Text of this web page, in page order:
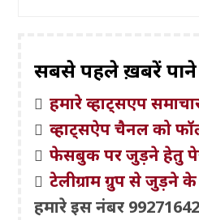
सबसे पहले ख़बरें
हमारे व्हाट्सएप
व्हाट्सऐप चैनल को
फेसबुक पर जुड़ने हेतु
टेलीग्राम ग्रुप से जुड़ने
हमारे इस नंबर